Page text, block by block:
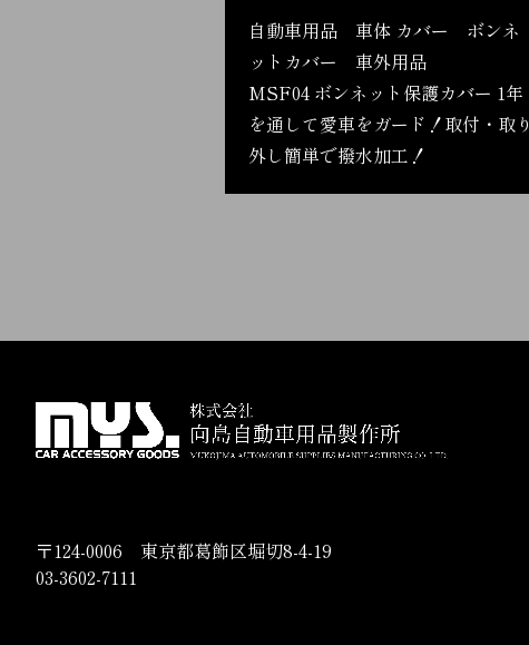
自動車用品 車体 カバー ボンネ
ットカバー 車外用品
MSF04 ボンネット保護カバー 1年
を通して愛車をガード！取付・取り
外し簡単で撥水加工！
〒124-0006 東京都葛飾区堀切8-4-19
03-3602-7111